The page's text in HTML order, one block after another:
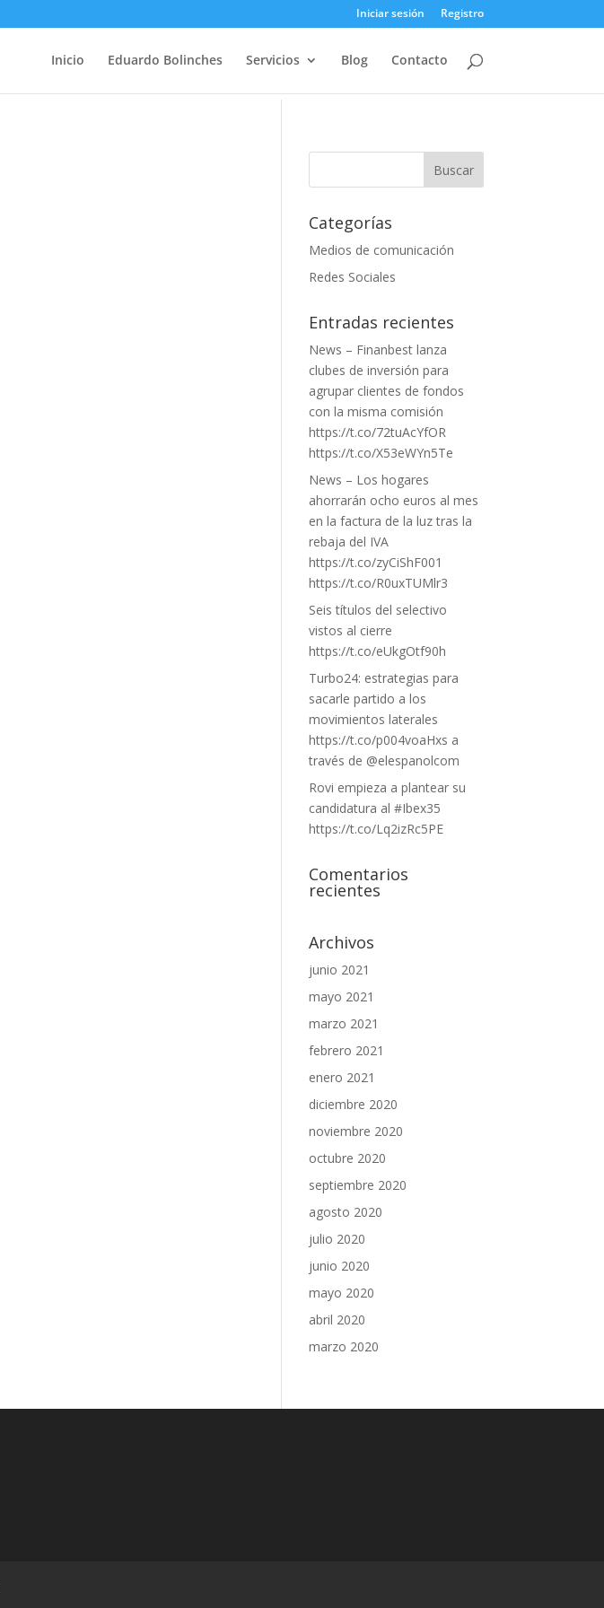
Iniciar sesión Registro
Inicio Eduardo Bolinches Servicios Blog Contacto
Categorías
Medios de comunicación
Redes Sociales
Entradas recientes
News – Finanbest lanza
clubes de inversión para
agrupar clientes de fondos
con la misma comisión
https://t.co/72tuAcYfOR
https://t.co/X53eWYn5Te
News – Los hogares
ahorrarán ocho euros al mes
en la factura de la luz tras la
rebaja del IVA
https://t.co/zyCiShF001
https://t.co/R0uxTUMlr3
Seis títulos del selectivo
vistos al cierre
https://t.co/eUkgOtf90h
Turbo24: estrategias para
sacarle partido a los
movimientos laterales
https://t.co/p004voaHxs a
través de @elespanolcom
Rovi empieza a plantear su
candidatura al #Ibex35
https://t.co/Lq2izRc5PE
Comentarios
recientes
Archivos
junio 2021
mayo 2021
marzo 2021
febrero 2021
enero 2021
diciembre 2020
noviembre 2020
octubre 2020
septiembre 2020
agosto 2020
julio 2020
junio 2020
mayo 2020
abril 2020
marzo 2020